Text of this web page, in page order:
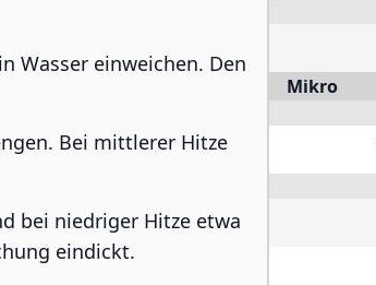
Wasser einweichen. Den
Bei mittlerer Hitze
bei niedriger Hitze etwa
eindickt.
Mikro